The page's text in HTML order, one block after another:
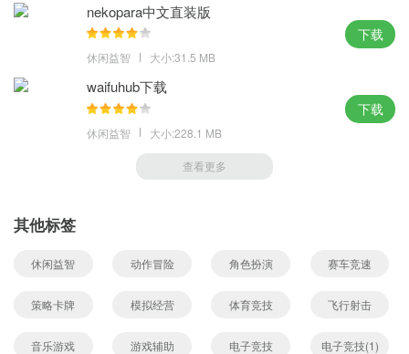
nekopara中文直装版
休闲益智 大小:31.5 MB
下载
waifuhub下载
休闲益智 大小:228.1 MB
下载
查看更多
其他标签
休闲益智 动作冒险 角色扮演 赛车竞速
策略卡牌 模拟经营 体育竞技 飞行射击
音乐游戏 游戏辅助 电子竞技 电子竞技(1)